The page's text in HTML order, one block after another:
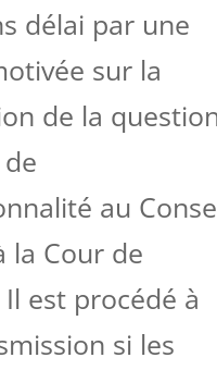
délai par une
sur la
de la
au
la Cour de
est procédé à
si les